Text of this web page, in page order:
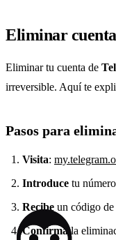
Eliminar
Eliminar tu cuenta de
irreversible. Aquí te
Pasos para
Visita:
Introduce tu
Recibe un código
Confirma la